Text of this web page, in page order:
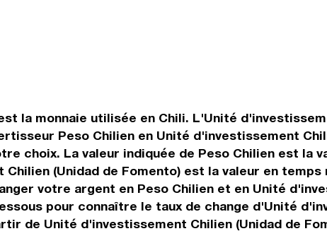
la monnaie utilisée en Chili. L'Unité
Peso Chilien en Unité d'investissement
choix. La valeur indiquée de Peso Chilien est la
(Unidad de Fomento) est la valeur en
votre argent en Peso Chilien et en Unité
pour connaître le taux de change d'Unité
de Unité d'investissement Chilien (Unidad de